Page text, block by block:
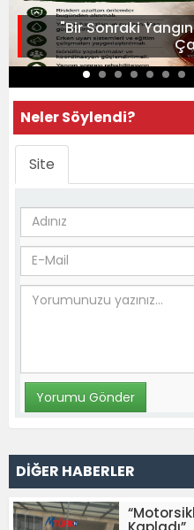
"Bir Sonraki
Neler Söylendi?
Site
DİĞER HABERLER